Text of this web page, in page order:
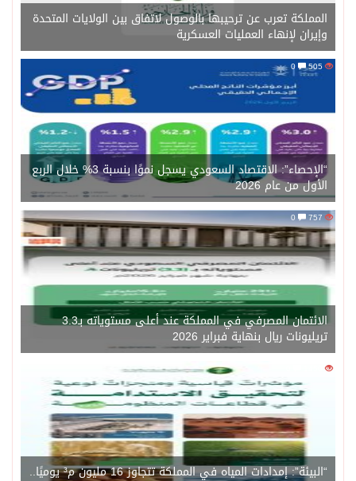
المملكة تعرب عن ترحيبها بالوصول لاتفاق بين الولايات المتحدة
وإيران لإنهاء العمليات العسكرية
505
“الإحصاء”: الاقتصاد السعودي يسجل نموًا بنسبة 3% خلال الربع
الأول من عام 2026
757
0
الائتمان المصرفي في المملكة عند أعلى مستوياته بـ3.3
تريليونات ريال بنهاية فبراير 2026
1450
“البيئة”: إمدادات المياه في المملكة تتجاوز 16 مليون م³ يوميًا..